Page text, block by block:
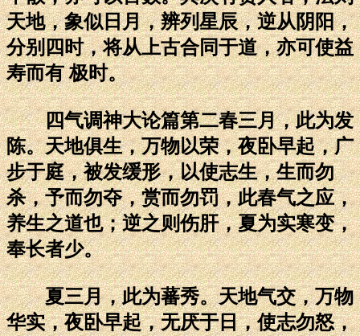
天地，象似日月，辨列星辰，逆从阴阳，
分别四时，将从上古合同于道，亦可使益
寿而有 极时。
四气调神大论篇第二春三月，此为发
陈。天地俱生，万物以荣，夜卧早起，广
步于庭，被发缓形，以使志生，生而勿
杀，予而勿夺，赏而勿罚，此春气之应，
养生之道也；逆之则伤肝，夏为实寒变，
奉长者少。
夏三月，此为蕃秀。天地气交，万物
华实，夜卧早起，无厌于日，使志勿怒，